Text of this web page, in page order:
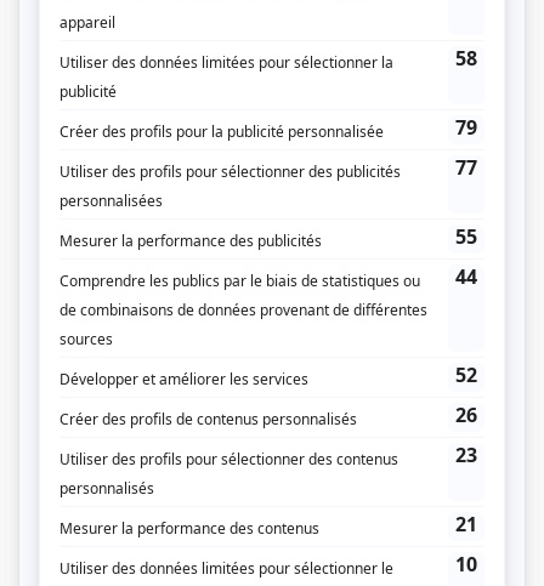
Diffuseur(s)
Radio-Canada
Dates de diffusion
Le 7 janvier 1968
Durée et heure de diffusion
1 épisode au total
Distribution
Angèle Coutu(Geneviève)
Yves Corbeil(Normand)
Paul Guèvremont
Robert Charlebois(